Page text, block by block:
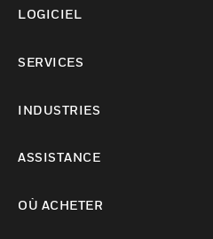
LOGICIEL
SERVICES
INDUSTRIES
ASSISTANCE
OÙ ACHETER